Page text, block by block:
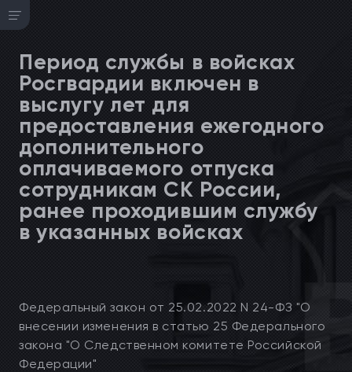
Период службы в войсках
Росгвардии включен в
выслугу лет для
предоставления ежегодного
дополнительного
оплачиваемого отпуска
сотрудникам СК России,
ранее проходившим службу
в указанных войсках
Федеральный закон от 25.02.2022 N 24-ФЗ "О
внесении изменения в статью 25 Федерального
закона "О Следственном комитете Российской
Федерации"